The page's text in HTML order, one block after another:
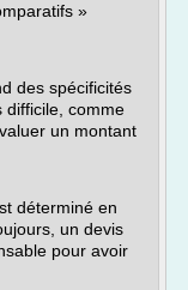
»
des spécificités
difficile, comme
un montant
déterminé en
un devis
pour avoir